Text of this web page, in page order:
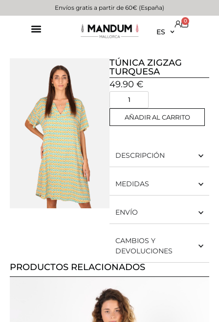
Envíos gratis a partir de 60€ (España)
ES
0
TÚNICA ZIGZAG
TURQUESA
49.90 €
AÑADIR AL CARRITO
DESCRIPCIÓN
MEDIDAS
ENVÍO
CAMBIOS Y
DEVOLUCIONES
PRODUCTOS RELACIONADOS